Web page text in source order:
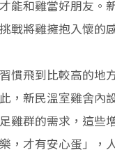
能和雞當好朋友。
戰將雞擁抱入懷的
慣飛到比較高的地
，新民溫室雞舍內
雞群的需求，這些
，才有安心蛋」，